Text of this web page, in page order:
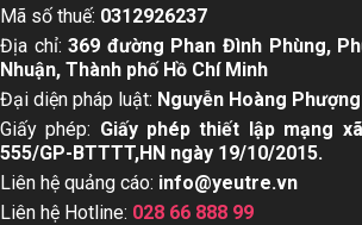
Mã số thuế: 0312926237
Địa chỉ:369 đường Phan Đình Phùng,
Nhuận, Thành phố Hồ Chí Minh
Đại diện pháp luật: Nguyễn Hoàng
Giấy phép: Giấy phép thiết lập mạng
555/GP-BTTTT,HN ngày 19/10/2015.
Liên hệ quảng cáo: info@yeutre.vn
Liên hệ Hotline: 028 66 888 99